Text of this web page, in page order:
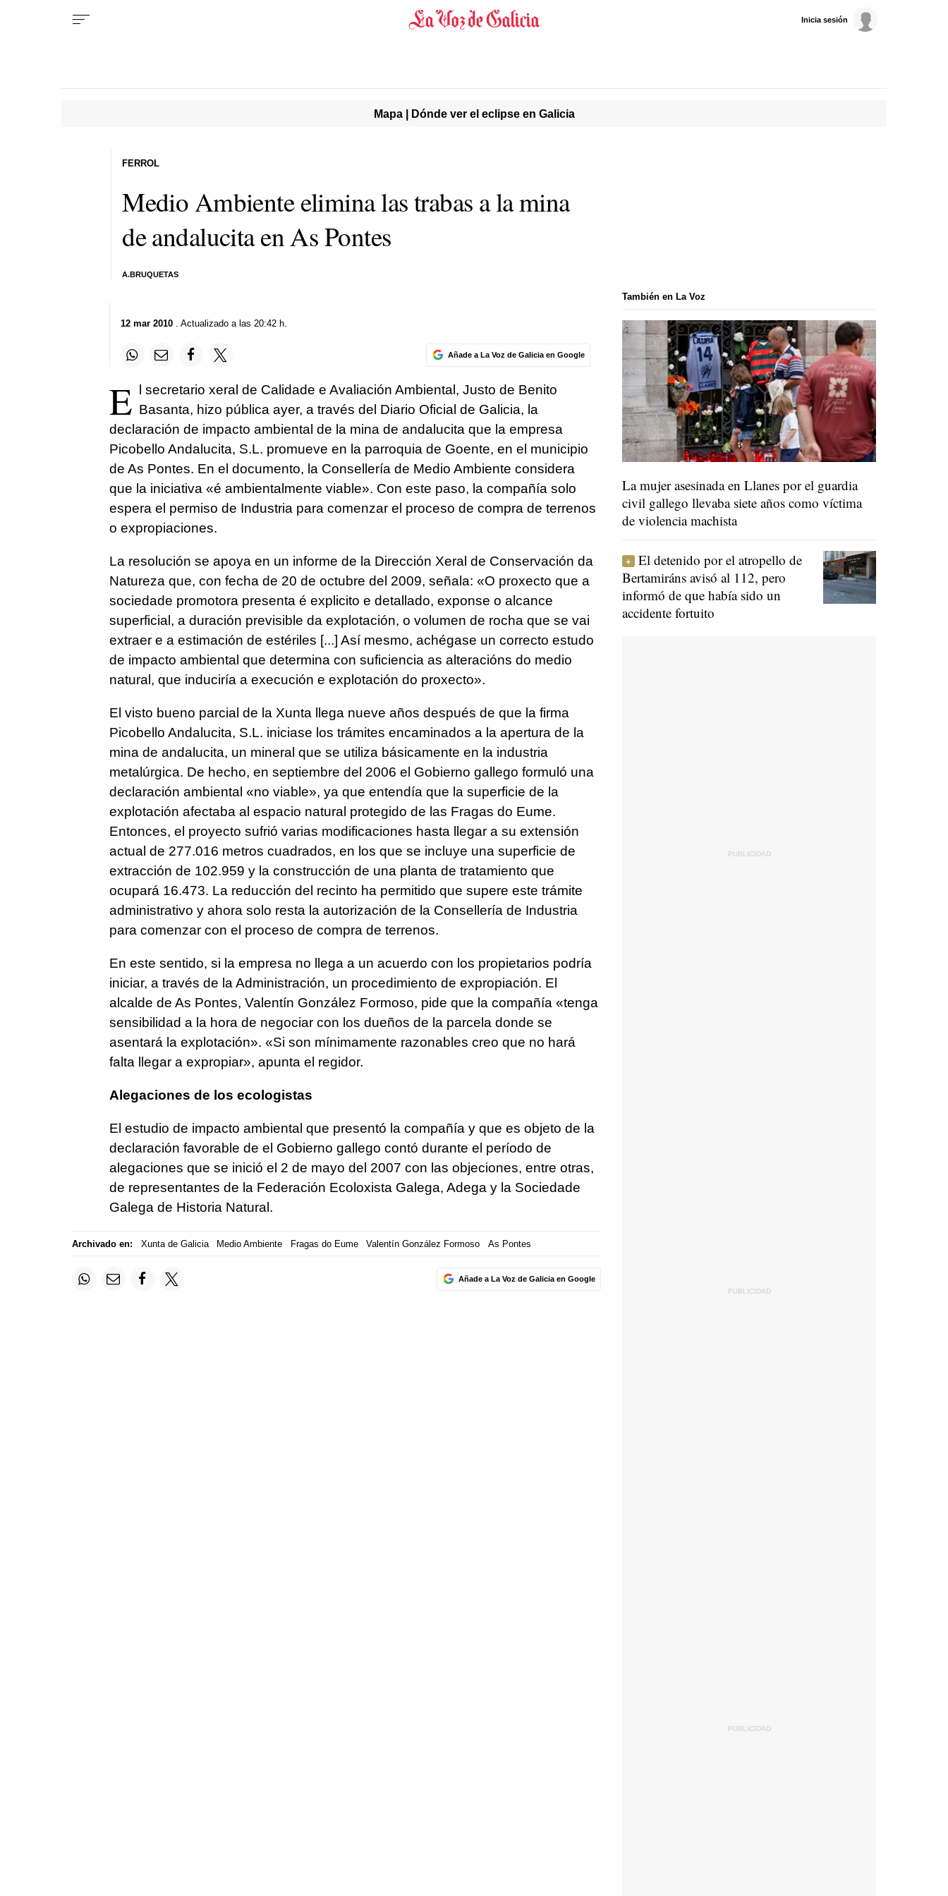
Inicia sesión
Mapa | Dónde ver el eclipse en Galicia
Medio Ambiente elimina las trabas a la mina
de andalucita en As Pontes
A.BRUQUETAS
FERROL
12 mar 2010. Actualizado a las 20:42 h.
Añade a La Voz de Galicia en Google
E
l secretario xeral de Calidade e Avaliación Ambiental, Justo de Benito
Basanta, hizo pública ayer, a través del Diario Oficial de Galicia, la
declaración de impacto ambiental de la mina de andalucita que la empresa
Picobello Andalucita, S.L. promueve en la parroquia de Goente, en el municipio
de As Pontes. En el documento, la Consellería de Medio Ambiente considera
que la iniciativa «é ambientalmente viable». Con este paso, la compañía solo
espera el permiso de Industria para comenzar el proceso de compra de terrenos
o expropiaciones.
La resolución se apoya en un informe de la Dirección Xeral de Conservación da
Natureza que, con fecha de 20 de octubre del 2009, señala: «O proxecto que a
sociedade promotora presenta é explicito e detallado, exponse o alcance
superficial, a duración previsible da explotación, o volumen de rocha que se vai
extraer e a estimación de estériles [...] Así mesmo, achégase un correcto estudo
de impacto ambiental que determina con suficiencia as alteracións do medio
natural, que induciría a execución e explotación do proxecto».
El visto bueno parcial de la Xunta llega nueve años después de que la firma
Picobello Andalucita, S.L. iniciase los trámites encaminados a la apertura de la
mina de andalucita, un mineral que se utiliza básicamente en la industria
metalúrgica. De hecho, en septiembre del 2006 el Gobierno gallego formuló una
declaración ambiental «no viable», ya que entendía que la superficie de la
explotación afectaba al espacio natural protegido de las Fragas do Eume.
Entonces, el proyecto sufrió varias modificaciones hasta llegar a su extensión
actual de 277.016 metros cuadrados, en los que se incluye una superficie de
extracción de 102.959 y la construcción de una planta de tratamiento que
ocupará 16.473. La reducción del recinto ha permitido que supere este trámite
administrativo y ahora solo resta la autorización de la Consellería de Industria
para comenzar con el proceso de compra de terrenos.
En este sentido, si la empresa no llega a un acuerdo con los propietarios podría
iniciar, a través de la Administración, un procedimiento de expropiación. El
alcalde de As Pontes, Valentín González Formoso, pide que la compañía «tenga
sensibilidad a la hora de negociar con los dueños de la parcela donde se
asentará la explotación». «Si son mínimamente razonables creo que no hará
falta llegar a expropiar», apunta el regidor.
Alegaciones de los ecologistas
El estudio de impacto ambiental que presentó la compañía y que es objeto de la
declaración favorable de el Gobierno gallego contó durante el período de
alegaciones que se inició el 2 de mayo del 2007 con las objeciones, entre otras,
de representantes de la Federación Ecoloxista Galega, Adega y la Sociedade
Galega de Historia Natural.
Archivado en: Xunta de Galicia Medio Ambiente Fragas do Eume Valentín González Formoso As Pontes
Añade a La Voz de Galicia en Google
También en La Voz
La mujer asesinada en Llanes por el guardia
civil gallego llevaba siete años como víctima
de violencia machista
El detenido por el atropello de
Bertamiráns avisó al 112, pero
informó de que había sido un
accidente fortuito